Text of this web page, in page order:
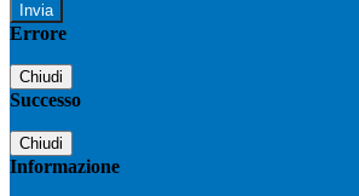
Errore
Chiudi
Successo
Chiudi
Informazione